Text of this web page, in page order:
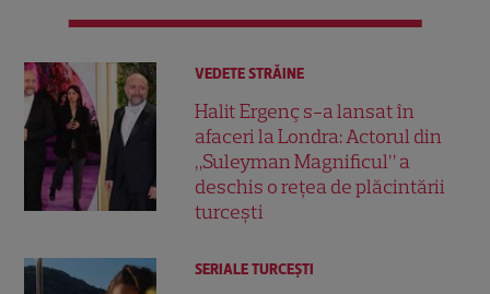
VEDETE STRĂINE
Halit Ergenç s-a lansat în
afaceri la Londra: Actorul din
„Suleyman Magnificul” a
deschis o rețea de plăcintării
turcești
SERIALE TURCEŞTI